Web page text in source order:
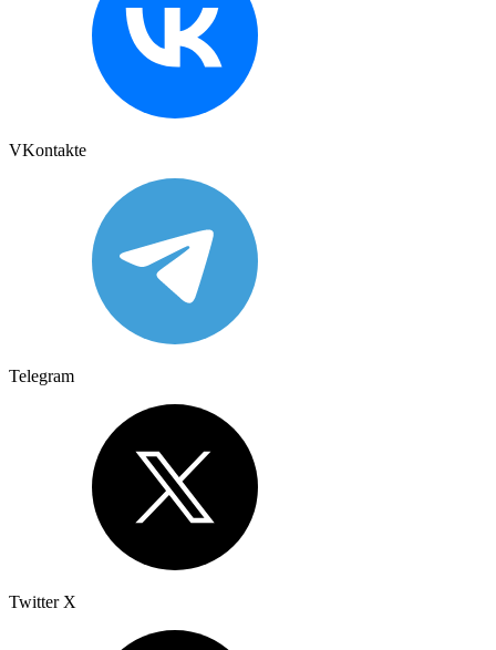
VKontakte
Telegram
Twitter X